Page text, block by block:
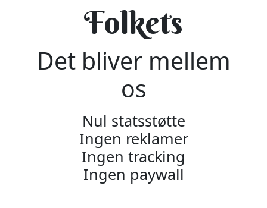
Folkets
Det bliver mellem
os
Nul statsstøtte
Ingen reklamer
Ingen tracking
Ingen paywall